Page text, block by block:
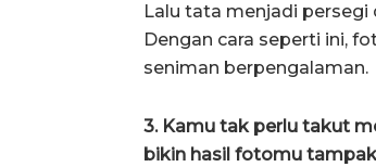
Lalu tata menjadi
Dengan cara seperti ini,
seniman berpengalaman.
3. Kamu tak perlu takut
bikin hasil fotomu